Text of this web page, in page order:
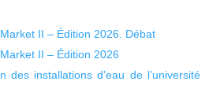
II – Édition 2026. Débat
II – Édition 2026
des installations d’eau de l’université